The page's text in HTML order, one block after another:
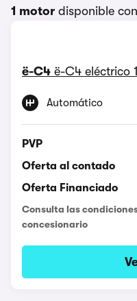
1 motor disponible
ë-C4 ë-C4 eléctrico
Automático
PVP
Oferta al contado
Oferta Financiado
Consulta las
concesionario